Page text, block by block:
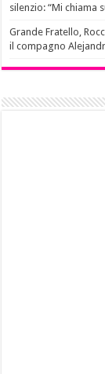
silenzio: “Mi chiama
Grande Fratello,
il compagno